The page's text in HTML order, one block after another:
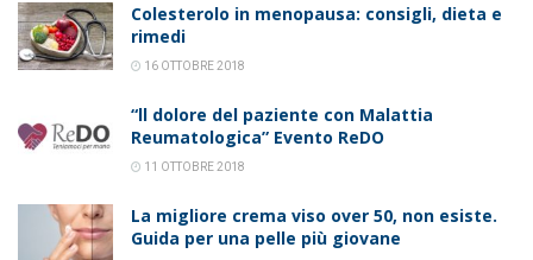
Colesterolo in menopausa: consigli, dieta e
rimedi
16 OTTOBRE 2018
“ll dolore del paziente con Malattia
Reumatologica” Evento ReDO
11 OTTOBRE 2018
La migliore crema viso over 50, non esiste.
Guida per una pelle più giovane